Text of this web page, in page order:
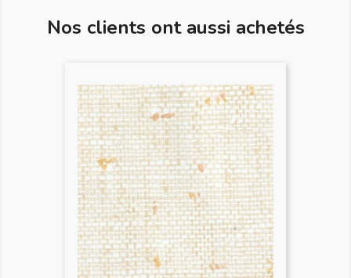
Nos clients ont aussi achetés